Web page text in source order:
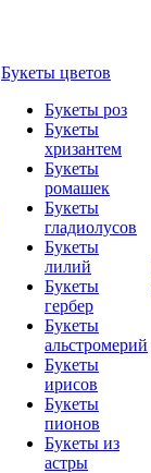
Букеты цветов
Букеты роз
Букеты
хризантем
Букеты
ромашек
Букеты
гладиолусов
Букеты
лилий
Букеты
гербер
Букеты
альстромерий
Букеты
ирисов
Букеты
пионов
Букеты из
астры